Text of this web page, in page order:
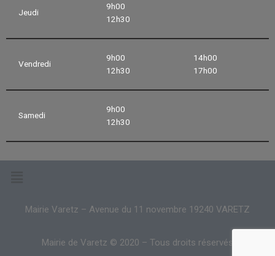
Jeudi
9h00
12h30
Vendredi
9h00
12h30
14h00
17h00
Samedi
9h00
12h30
Mairie Varetz – Avenue du 11 novembre 19240 VARETZ
Mairie de Varetz © 2020 – Tous droits réservés